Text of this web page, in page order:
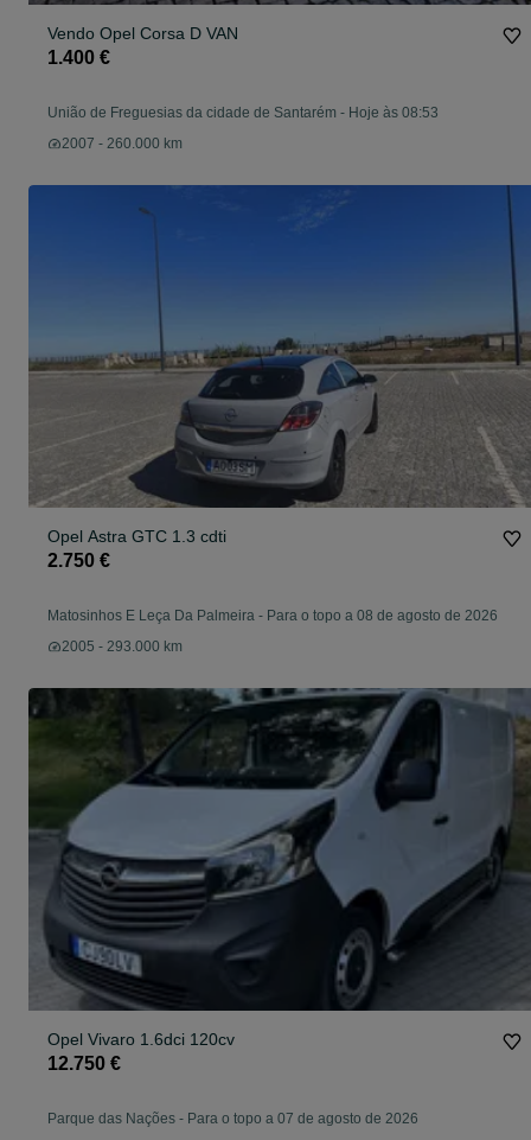
Vendo Opel Corsa D VAN
1.400 €
União de Freguesias da cidade de Santarém - Hoje às 08:53
2007 - 260.000 km
Opel Astra GTC 1.3 cdti
2.750 €
Matosinhos E Leça Da Palmeira - Para o topo a 08 de agosto de 2026
2005 - 293.000 km
Opel Vivaro 1.6dci 120cv
12.750 €
Parque das Nações - Para o topo a 07 de agosto de 2026